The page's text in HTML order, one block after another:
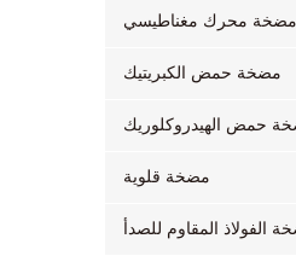
مضخة محرك مغناطيسي
مضخة حمض الكبريتيك
حمض الهيدروكلوريك
مضخة قلوية
الفولاذ المقاوم للصدأ